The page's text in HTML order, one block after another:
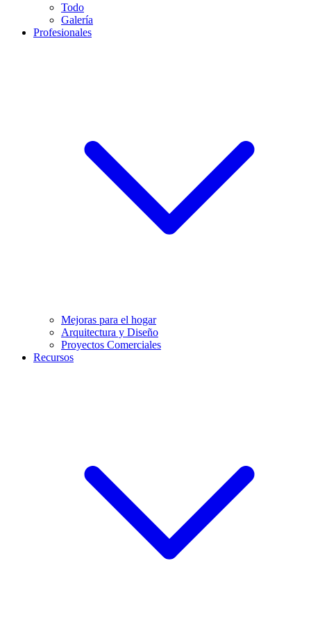
Todo
Galería
Profesionales
Mejoras para el hogar
Arquitectura y Diseño
Proyectos Comerciales
Recursos